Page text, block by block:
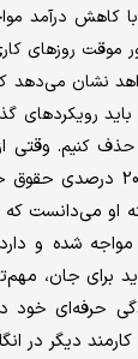
کاهش درآمد
موقت روزهای
نشان می‌دهد
رویکردهای
حذف کنیم. وقتی
همه‌گیری کرونا، کاهش
او می‌دانست که
شده و
برای جان،
حرفه‌ای
دیگر در